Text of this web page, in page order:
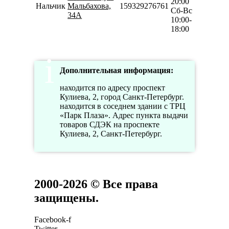
Нальчик Мальбахова,
34А
159329276761
Сб-Вс
10:00-
18:00
Дополнительная информация:
находится по адресу проспект
Кулиева, 2, город Санкт-Петербург.
находится в соседнем здании с ТРЦ
«Парк Плаза». Адрес пункта выдачи
товаров СДЭК на проспекте
Кулиева, 2, Санкт-Петербург.
2000-2026 © Все права
защищены.
Facebook-f